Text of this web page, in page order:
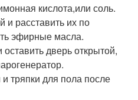
кислота,или соль.
и расставить их по
эфирные масла.
дверь открытой,
тряпки для пола после